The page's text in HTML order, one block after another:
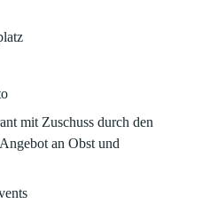
mit Zuschuss durch den
an Obst und